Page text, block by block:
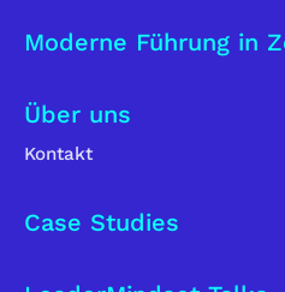
Moderne Führung in
Über uns
Kontakt
Case Studies